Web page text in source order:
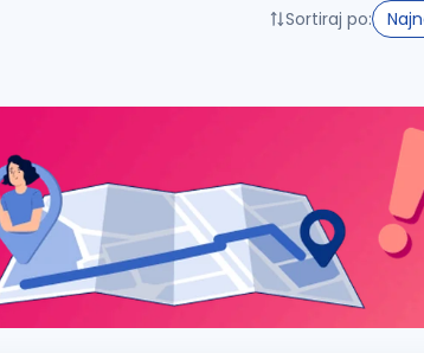
Sortiraj po: